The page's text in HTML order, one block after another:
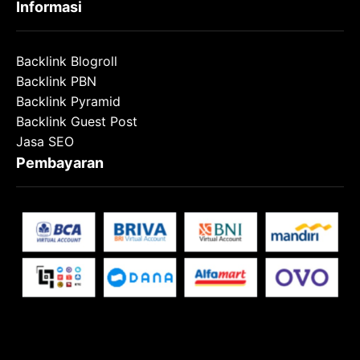
Informasi
Backlink Blogroll
Backlink PBN
Backlink Pyramid
Backlink Guest Post
Jasa SEO
Pembayaran